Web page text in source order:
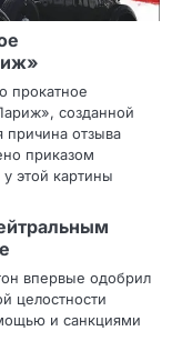
прокатное
созданной
отзыва
приказом
этой картины
впервые одобрил
целостности
и санкциями